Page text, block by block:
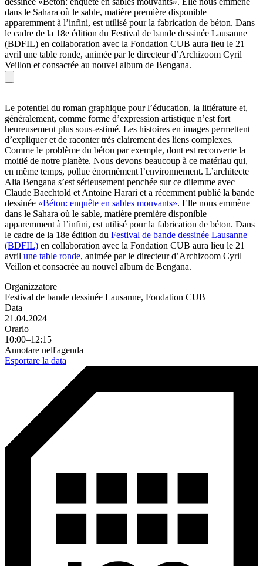
dans le Sahara où le sable, matière première disponible
apparemment à l’infini, est utilisé pour la fabrication de béton. Dans
le cadre de la 18e édition du Festival de bande dessinée Lausanne
(BDFIL) en collaboration avec la Fondation CUB aura lieu le 21
avril une table ronde, animée par le directeur d’Archizoom Cyril
Veillon et consacrée au nouvel album de Bengana.
Le potentiel du roman graphique pour l’éducation, la littérature et,
généralement, comme forme d’expression artistique n’est fort
heureusement plus sous-estimé. Les histoires en images permettent
d’expliquer et de raconter très clairement des liens complexes.
Comme le problème du béton par exemple, dont est recouverte la
moitié de notre planète. Nous devons beaucoup à ce matériau qui,
en même temps, pollue énormément l’environnement. L’architecte
Alia Bengana s’est sérieusement penchée sur ce dilemme avec
Claude Baechtold et Antoine Harari et a récemment publié la bande
dessinée «Béton: enquête en sables mouvants». Elle nous emmène
dans le Sahara où le sable, matière première disponible
apparemment à l’infini, est utilisé pour la fabrication de béton. Dans
le cadre de la 18e édition du Festival de bande dessinée Lausanne
(BDFIL) en collaboration avec la Fondation CUB aura lieu le 21
avril une table ronde, animée par le directeur d’Archizoom Cyril
Veillon et consacrée au nouvel album de Bengana.
Organizzatore
Festival de bande dessinée Lausanne, Fondation CUB
Data
21.04.2024
Orario
10:00–12:15
Annotare nell'agenda
Esportare la data